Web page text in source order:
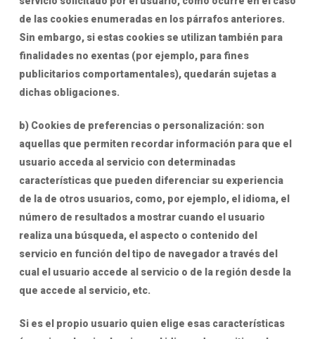
de las cookies enumeradas en los párrafos anteriores.
Sin embargo, si estas cookies se utilizan también para
finalidades no exentas (por ejemplo, para fines
publicitarios comportamentales), quedarán sujetas a
dichas obligaciones.
b) Cookies de preferencias o personalización: son
aquellas que permiten recordar información para que el
usuario acceda al servicio con determinadas
características que pueden diferenciar su experiencia
de la de otros usuarios, como, por ejemplo, el idioma, el
número de resultados a mostrar cuando el usuario
realiza una búsqueda, el aspecto o contenido del
servicio en función del tipo de navegador a través del
cual el usuario accede al servicio o de la región desde la
que accede al servicio, etc.
Si es el propio usuario quien elige esas características